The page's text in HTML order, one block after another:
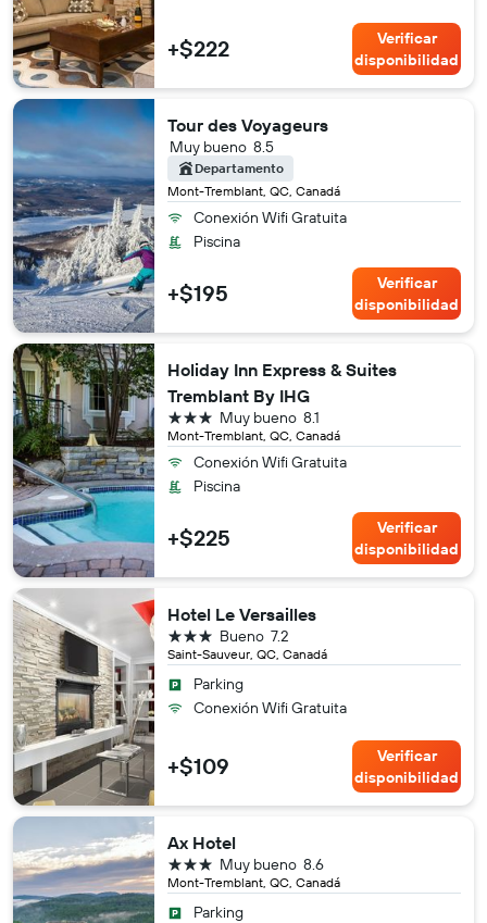
+$222
Verificar
disponibilidad
Tour des Voyageurs
Mont-Tremblant, QC, Canadá
8.5
Muy bueno
Departamento
Conexión Wifi Gratuita
Piscina
+$195
Verificar
disponibilidad
Holiday Inn Express & Suites
Tremblant By IHG
Mont-Tremblant, QC, Canadá
8.1
Muy bueno
3 estrellas
Conexión Wifi Gratuita
Piscina
+$225
Verificar
disponibilidad
Hotel Le Versailles
Saint-Sauveur, QC, Canadá
7.2
Bueno
3 estrellas
Parking
Conexión Wifi Gratuita
+$109
Verificar
disponibilidad
Ax Hotel
Mont-Tremblant, QC, Canadá
8.6
Muy bueno
3 estrellas
Parking